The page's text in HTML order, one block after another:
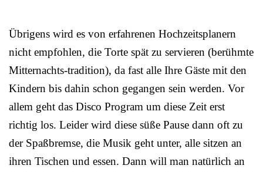
Übrigens wird es von erfahrenen Hochzeitsplanern
nicht empfohlen, die Torte spät zu servieren (berühmte
Mitternachts-tradition), da fast alle Ihre Gäste mit den
Kindern bis dahin schon gegangen sein werden. Vor
allem geht das Disco Program um diese Zeit erst
richtig los. Leider wird diese süße Pause dann oft zu
der Spaßbremse, die Musik geht unter, alle sitzen an
ihren Tischen und essen. Dann will man natürlich an